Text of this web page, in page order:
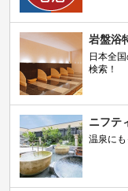
岩盤浴
日本全
検索！
ニフテ
温泉に